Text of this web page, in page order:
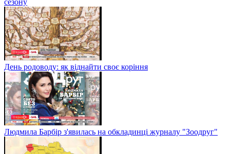
День родоводу: як віднайти своє коріння
Людмила Барбір з'явилась на обкладинці журналу "Зоодруг"